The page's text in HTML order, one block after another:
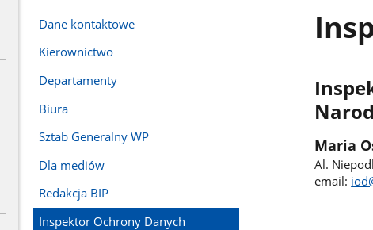
Dane kontaktowe
Kierownictwo
Departamenty
Biura
Sztab Generalny WP
Dla mediów
Redakcja BIP
Inspektor Ochrony Danych
Maria
Al.
email: